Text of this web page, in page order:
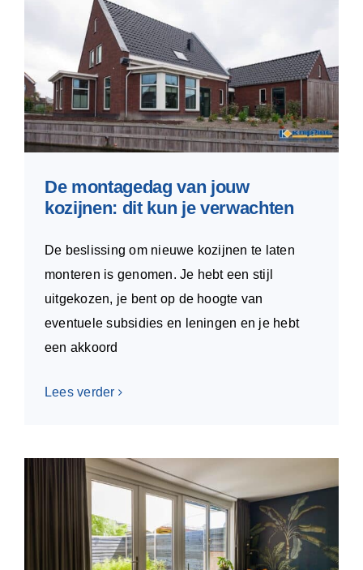
De montagedag van jouw
kozijnen: dit kun je verwachten
De beslissing om nieuwe kozijnen te laten
monteren is genomen. Je hebt een stijl
uitgekozen, je bent op de hoogte van
eventuele subsidies en leningen en je hebt
een akkoord
Lees verder